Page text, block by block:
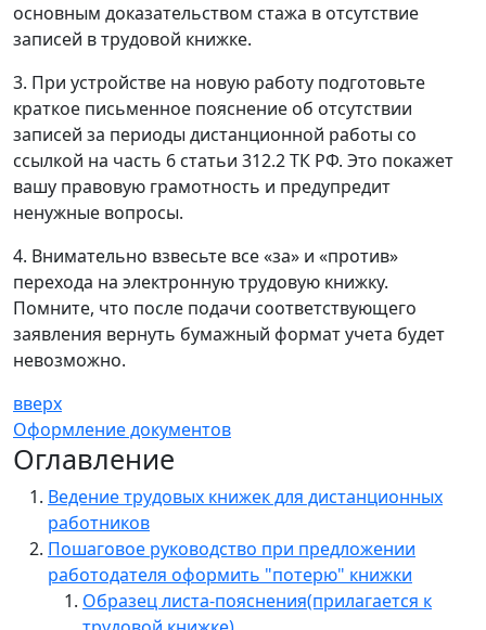
основным доказательством стажа в отсутствие
записей в трудовой книжке.
3. При устройстве на новую работу подготовьте
краткое письменное пояснение об отсутствии
записей за периоды дистанционной работы со
ссылкой на часть 6 статьи 312.2 ТК РФ. Это покажет
вашу правовую грамотность и предупредит
ненужные вопросы.
4. Внимательно взвесьте все «за» и «против»
перехода на электронную трудовую книжку.
Помните, что после подачи соответствующего
заявления вернуть бумажный формат учета будет
невозможно.
вверх
Оформление документов
Оглавление
Ведение трудовых книжек для дистанционных
работников
Пошаговое руководство при предложении
работодателя оформить "потерю" книжки
Образец листа-пояснения(прилагается к